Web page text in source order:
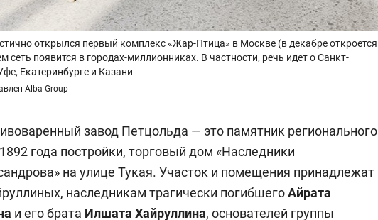
открылся первый комплекс «Жар-Птица» в Москве (в декабре откроется
сеть появится в городах-миллионниках. В частности, речь идет о Санкт-
Екатеринбурге и Казани
Alba Group
завод Петцольда — это памятник регионального
года постройки, торговый дом «Наследники
на улице Тукая. Участок и помещения принадлежат
наследникам трагически погибшегоАйрата
и его брата Илшата Хайруллина, основателей группы